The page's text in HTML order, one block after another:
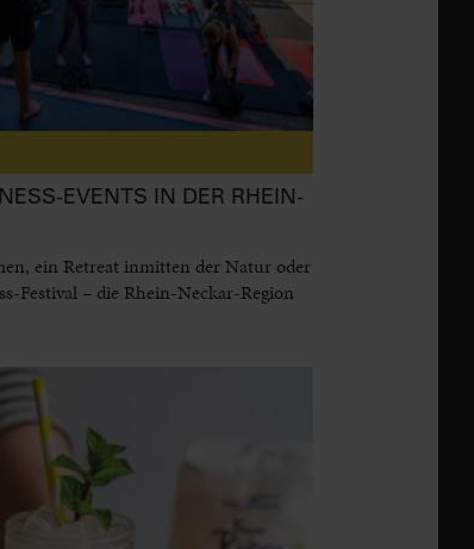
EVENTS IN DER RHEIN-
ein Retreat inmitten der Natur oder
Festival – die Rhein-Neckar-Region